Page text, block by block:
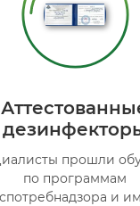
прошли
по программам
и